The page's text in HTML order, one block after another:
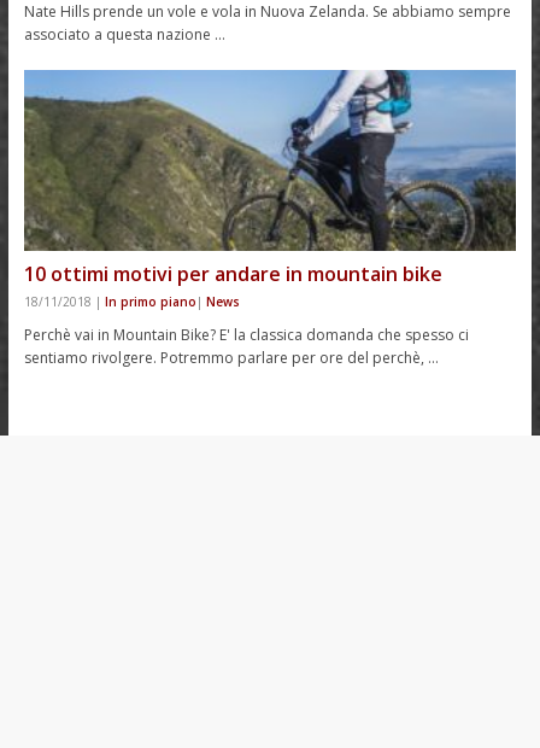
Nate Hills prende un vole e vola in Nuova Zelanda. Se abbiamo sempre
associato a questa nazione …
10 ottimi motivi per andare in mountain bike
18/11/2018 | In primo piano | News
Perchè vai in Mountain Bike? E' la classica domanda che spesso ci
sentiamo rivolgere. Potremmo parlare per ore del perchè, …